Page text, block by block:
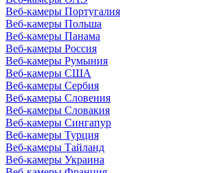
Веб-камеры Португалия
Веб-камеры Польша
Веб-камеры Панама
Веб-камеры Россия
Веб-камеры Румыния
Веб-камеры США
Веб-камеры Сербия
Веб-камеры Словения
Веб-камеры Словакия
Веб-камеры Сингапур
Веб-камеры Турция
Веб-камеры Тайланд
Веб-камеры Украина